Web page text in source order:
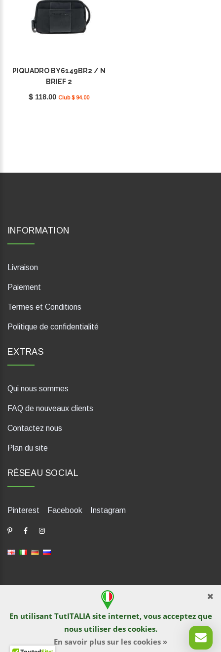
PIQUADRO BY6149BR2 / N
BRIEF 2
$ 118.00 Club $ 94.00
En utilisant TutITALIA site internet, vous acceptez que
nous utiliser des cookies.
En savoir plus sur les cookies »
INFORMATION
Livraison
Paiement
Termes et Conditions
Politique de confidentialité
EXTRAS
Qui nous sommes
FAQ de nouveaux clients
Contactez nous
Plan du site
RÉSEAU SOCIAL
Pinterest Facebook Instagram
dP Motion Media. Via La Piana 430, 47835 Saludecio (RN), Italia.
Numero REA: RN410802. P.IVA: 04421580400. Tel +39 0541
1480041
© TutITALIA 2013-2026. L`impression et la copie de textes et de
documents graphiques sont interdites par les propriétaires de
sites. La violation est poursuivie en vertu de la loi.